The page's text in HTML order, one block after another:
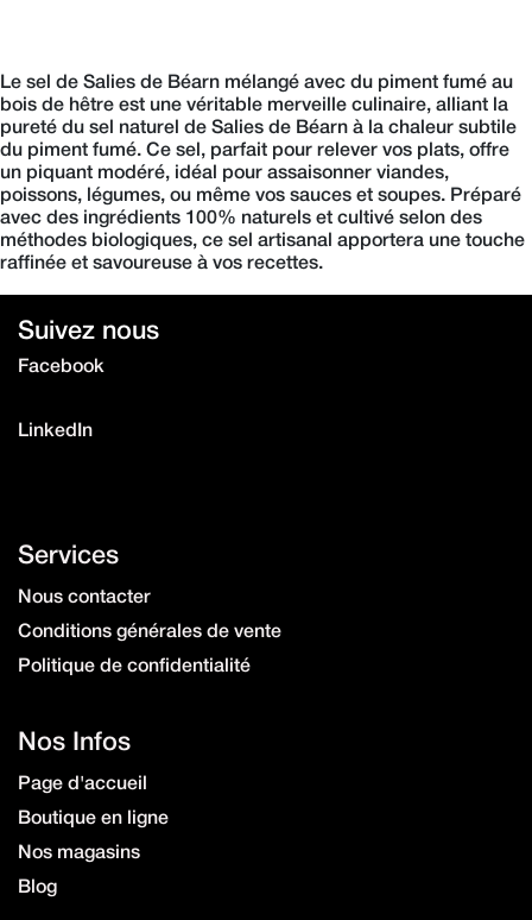
Le sel de Salies de Béarn mélangé avec du piment fumé au
bois de hêtre est une véritable merveille culinaire, alliant la
pureté du sel naturel de Salies de Béarn à la chaleur subtile
du piment fumé. Ce sel, parfait pour relever vos plats, offre
un piquant modéré, idéal pour assaisonner viandes,
poissons, légumes, ou même vos sauces et soupes. Préparé
avec des ingrédients 100% naturels et cultivé selon des
méthodes biologiques, ce sel artisanal apportera une touche
raffinée et savoureuse à vos recettes.
Suivez nous
Facebook
LinkedIn
Services
Nous contacter
Conditions générales de vente
Politique de confidentialité
Nos Infos
Page d'accueil
Boutique en ligne
Nos magasins
Blog